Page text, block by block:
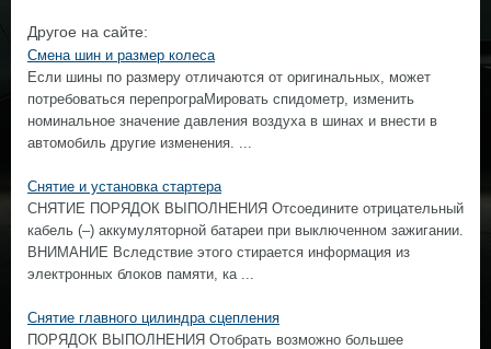
Другое на сайте:
Смена шин и размер колеса
Если шины по размеру отличаются от оригинальных, может
потребоваться перепрограМировать спидометр, изменить
номинальное значение давления воздуха в шинах и внести в
автомобиль другие изменения. ...
Снятие и установка стартера
СНЯТИЕ ПОРЯДОК ВЫПОЛНЕНИЯ Отсоедините отрицательный
кабель (–) аккумуляторной батареи при выключенном зажигании.
ВНИМАНИЕ Вследствие этого стирается информация из
электронных блоков памяти, ка ...
Снятие главного цилиндра сцепления
ПОРЯДОК ВЫПОЛНЕНИЯ Отобрать возможно большее